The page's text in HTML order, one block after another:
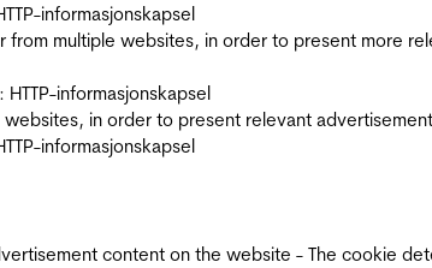
informasjonskapsel
from multiple websites, in order to present more
: HTTP-informasjonskapsel
in order to present relevant
informasjonskapsel
content on the website - The cookie